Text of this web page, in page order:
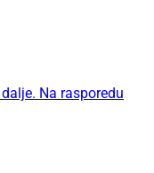
Na rasporedu